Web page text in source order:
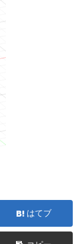
はてブ